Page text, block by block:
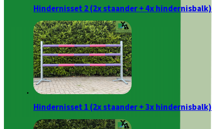
Hindernisset 2 (2x staander + 4x hindernisbalk)
Hindernisset 1 (2x staander + 3x hindernisbalk)